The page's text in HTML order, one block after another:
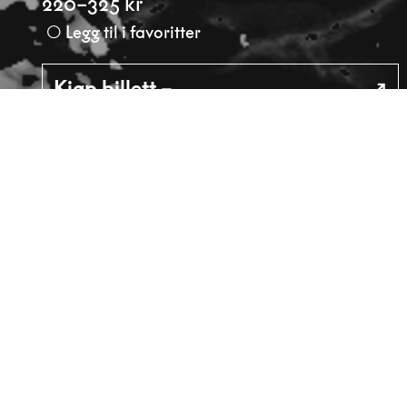
Legg til i favoritter
Kjøp billett –